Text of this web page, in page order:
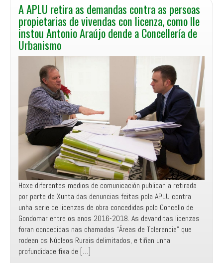
A APLU retira as demandas contra as persoas
propietarias de vivendas con licenza, como lle
instou Antonio Araújo dende a Concellería de
Urbanismo
Hoxe diferentes medios de comunicación publican a retirada
por parte da Xunta das denuncias feitas pola APLU contra
unha serie de licenzas de obra concedidas polo Concello de
Gondomar entre os anos 2016-2018. As devanditas licenzas
foran concedidas nas chamadas “Áreas de Tolerancia” que
rodean os Núcleos Rurais delimitados, e tiñan unha
profundidade fixa de […]